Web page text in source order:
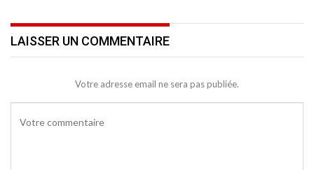
LAISSER UN COMMENTAIRE
Votre adresse email ne sera pas publiée.